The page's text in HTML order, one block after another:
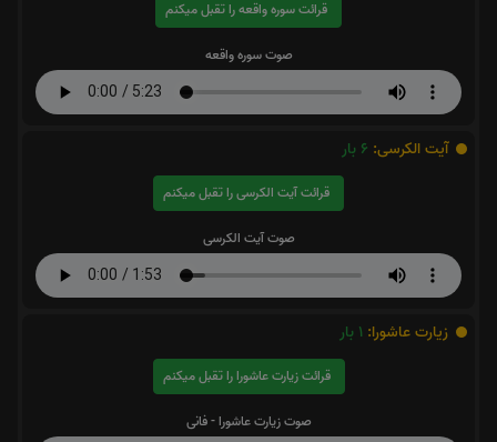
قرائت سوره واقعه را تقبل میکنم
صوت سوره واقعه
آیت الکرسی: 6 بار
قرائت آیت الکرسی را تقبل میکنم
صوت آیت الکرسی
زیارت عاشورا: 1 بار
قرائت زیارت عاشورا را تقبل میکنم
صوت زیارت عاشورا - فانی